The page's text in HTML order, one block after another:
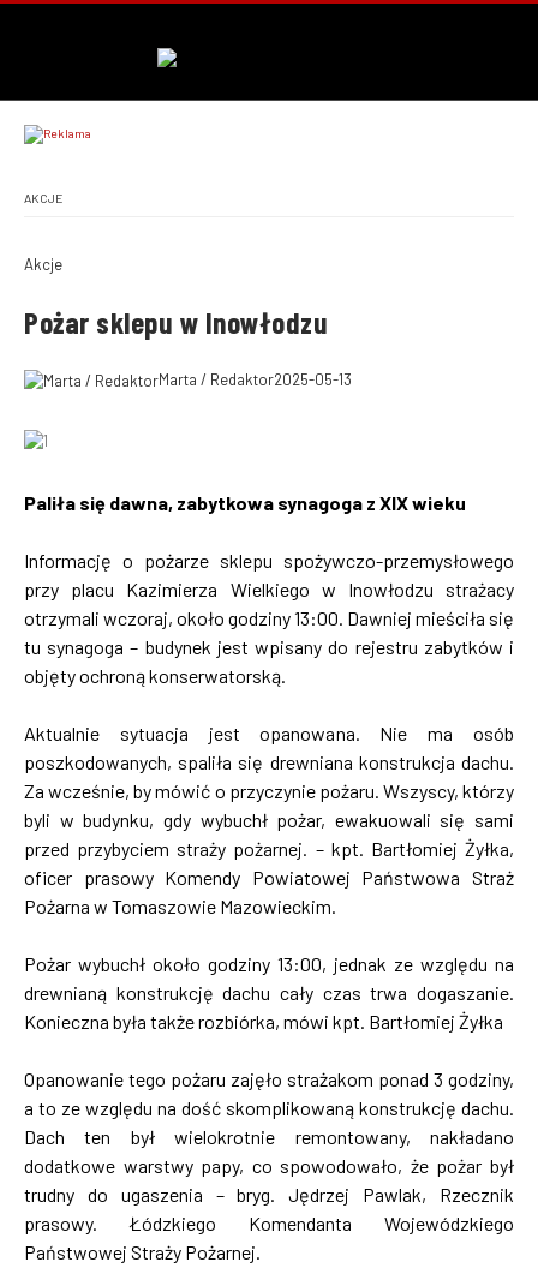
AKCJE
Akcje
Pożar sklepu w Inowłodzu
Marta / Redaktor2025-05-13
Paliła się dawna, zabytkowa synagoga z XIX wieku
Informację o pożarze sklepu spożywczo-przemysłowego
przy placu Kazimierza Wielkiego w Inowłodzu strażacy
otrzymali wczoraj, około godziny 13:00. Dawniej mieściła się
tu synagoga – budynek jest wpisany do rejestru zabytków i
objęty ochroną konserwatorską.
Aktualnie sytuacja jest opanowana. Nie ma osób
poszkodowanych, spaliła się drewniana konstrukcja dachu.
Za wcześnie, by mówić o przyczynie pożaru. Wszyscy, którzy
byli w budynku, gdy wybuchł pożar, ewakuowali się sami
przed przybyciem straży pożarnej. – kpt. Bartłomiej Żyłka,
oficer prasowy Komendy Powiatowej Państwowa Straż
Pożarna w Tomaszowie Mazowieckim.
Pożar wybuchł około godziny 13:00, jednak ze względu na
drewnianą konstrukcję dachu cały czas trwa dogaszanie.
Konieczna była także rozbiórka, mówi kpt. Bartłomiej Żyłka
Opanowanie tego pożaru zajęło strażakom ponad 3 godziny,
a to ze względu na dość skomplikowaną konstrukcję dachu.
Dach ten był wielokrotnie remontowany, nakładano
dodatkowe warstwy papy, co spowodowało, że pożar był
trudny do ugaszenia – bryg. Jędrzej Pawlak, Rzecznik
prasowy. Łódzkiego Komendanta Wojewódzkiego
Państwowej Straży Pożarnej.